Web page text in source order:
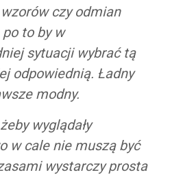
czy odmian
to by w
sytuacji wybrać tą
odpowiednią. Ładny
modny.
wyglądały
w cale nie muszą być
wystarczy prosta